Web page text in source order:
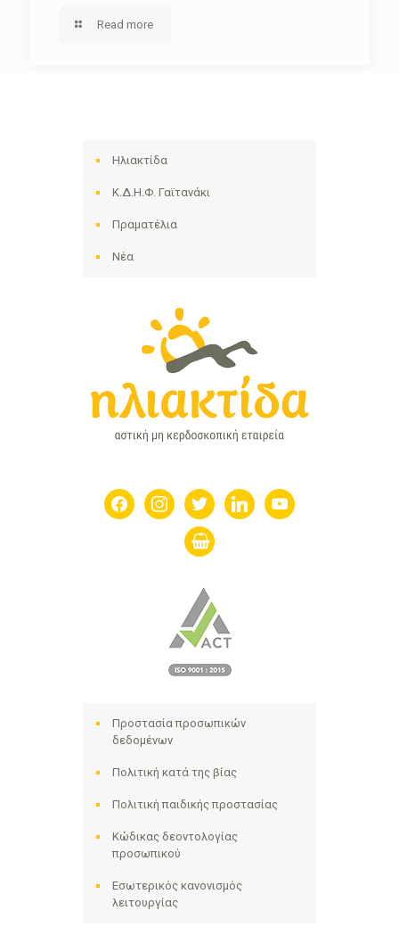
Read more
Ηλιακτίδα
Κ.Δ.Η.Φ. Γαϊτανάκι
Πραματέλια
Νέα
facebookinstagramtwitter linkedin youtube
shopping-
basket
Προστασία προσωπικών
δεδομένων
Πολιτική κατά της βίας
Πολιτική παιδικής προστασίας
Κώδικας δεοντολογίας
προσωπικού
Εσωτερικός κανονισμός
λειτουργίας